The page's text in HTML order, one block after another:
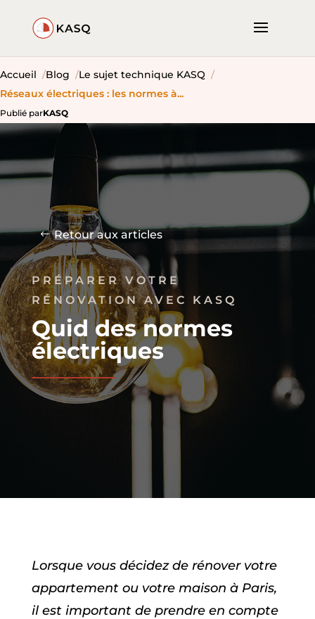
Accueil Blog
Le sujet technique KASQ
Réseaux électriques : les normes à...
Publié parKASQ
Retour aux articles
PRÉPARER VOTRE
RÉNOVATION AVEC KASQ
Quid des normes
électriques
Lorsque vous décidez de rénover votre
appartement ou votre maison à Paris,
il est important de prendre en compte